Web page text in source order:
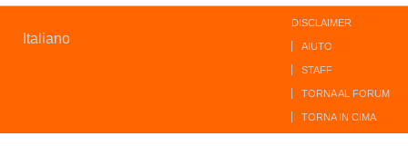
Italiano
DISCLAIMER
AIUTO
STAFF
TORNA AL FORUM
TORNA IN CIMA